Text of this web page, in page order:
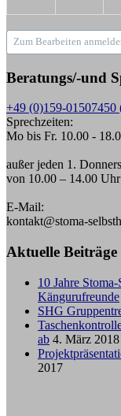
Zum Bearbeiten
Beratungs/-und
+49 (0)159-
Sprechzeiten:
Mo bis Fr. 10.00 -
außer jeden 1.
von 10.00 – 14.00 Uhr
E-Mail:
kontakt@stoma-
Aktuelle Beiträge
10 Jahre
Kängurufreunde
SHG
ab 4. März 2018
2017